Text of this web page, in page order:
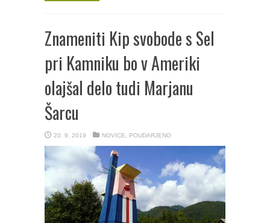
Znameniti Kip svobode s Sel
pri Kamniku bo v Ameriki
olajšal delo tudi Marjanu
Šarcu
20. 9. 2019 NOVICE POUDARJENO